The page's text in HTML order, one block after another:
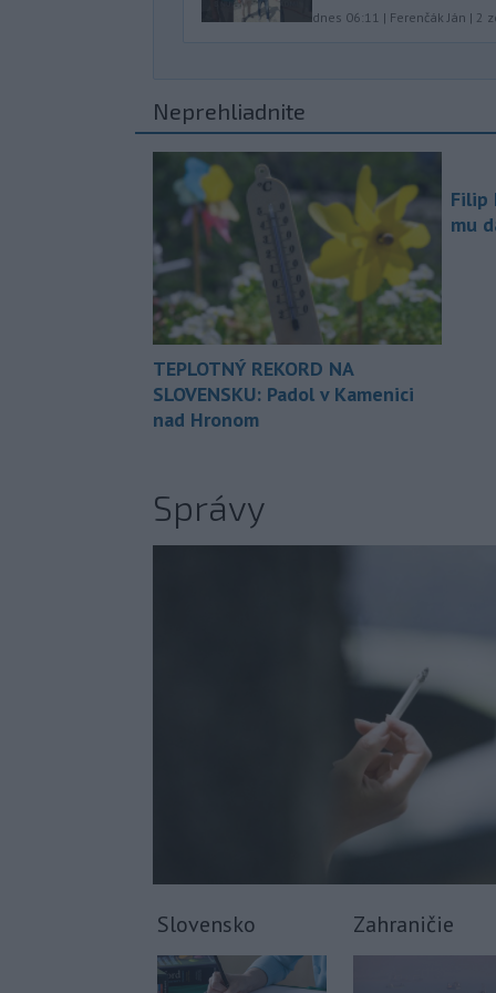
dnes 06:11 | Ferenčák Ján | 2
Neprehliadnite
TEPLOTNÝ REKORD NA
SLOVENSKU: Padol v Kamenici
nad Hronom
Filip
mu
Správy
Slovensko Zahraničie